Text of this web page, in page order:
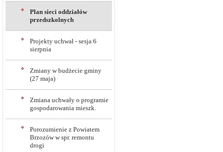
Plan sieci oddziałów
przedszkolnych
Projekty uchwał - sesja 6
sierpnia
Zmiany w budżecie gminy
(27 maja)
Zmiana uchwały o programie
gospodarowania mieszk.
Porozumienie z Powiatem
Brzozów w spr. remontu
drogi